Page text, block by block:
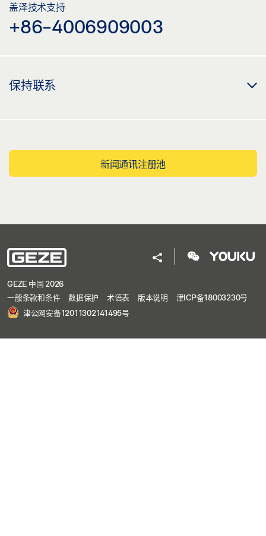
盖泽技术支持
+86-4006909003
保持联系
新闻通讯注册池
GEZE 中国 2026
一般条款和条件
数据保护 术语表 版本说明
津ICP备18003230号
津公网安备12011302141495号